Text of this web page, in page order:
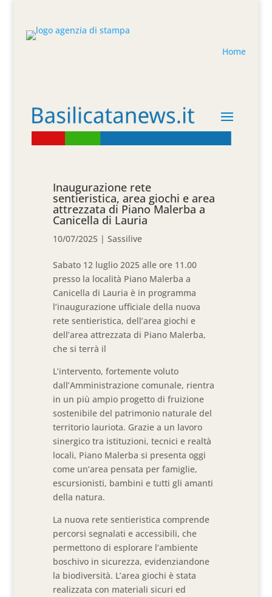
Home
Inaugurazione rete
sentieristica, area giochi e area
attrezzata di Piano Malerba a
Canicella di Lauria
10/07/2025 |Sassilive
Sabato 12 luglio 2025 alle ore 11.00
presso la località Piano Malerba a
Canicella di Lauria è in programma
l’inaugurazione ufficiale della nuova
rete sentieristica, dell’area giochi e
dell’area attrezzata di Piano Malerba,
che si terrà il
L’intervento, fortemente voluto
dall’Amministrazione comunale, rientra
in un più ampio progetto di fruizione
sostenibile del patrimonio naturale del
territorio lauriota. Grazie a un lavoro
sinergico tra istituzioni, tecnici e realtà
locali, Piano Malerba si presenta oggi
come un’area pensata per famiglie,
escursionisti, bambini e tutti gli amanti
della natura.
La nuova rete sentieristica comprende
percorsi segnalati e accessibili, che
permettono di esplorare l’ambiente
boschivo in sicurezza, evidenziandone
la biodiversità. L’area giochi è stata
realizzata con materiali sicuri ed